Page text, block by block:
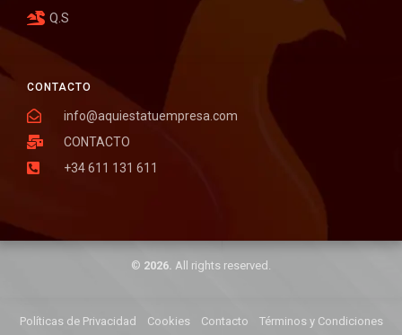
CONTACTO
info@aquiestatuempresa.com
CONTACTO
+34 611 131 611
Q.S
Políticas de Privacidad Cookies Contacto Términos y Condiciones
© 2026. All rights reserved.